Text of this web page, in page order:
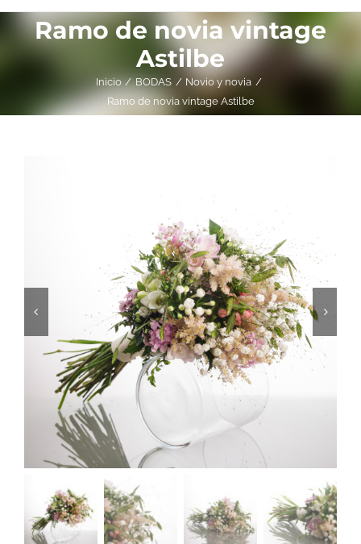
Ramo de novia vintage
Astilbe
Inicio BODAS
Novio y novia
Ramo de novia vintage Astilbe